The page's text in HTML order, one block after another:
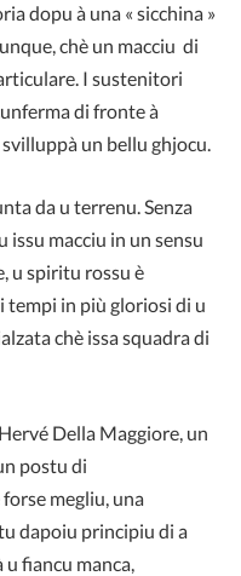
dopu à una « sicchina »
chè un macciu di
I sustenitori
di fronte à
un bellu ghjocu.
da u terrenu. Senza
issu macciu in un sensu
u spiritu rossu è
tempi in più gloriosi di u
chè issa squadra di
Della Maggiore, un
postu di
megliu, una
dapoiu principiu di a
fiancu manca,